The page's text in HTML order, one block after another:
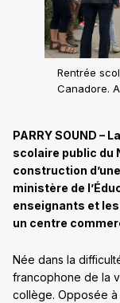
Rentrée
Canadore.
PARRY SOUND –
scolaire public du
construction
ministère de
enseignants et
un centre
Née dans la
francophone de la
collège. Opposée